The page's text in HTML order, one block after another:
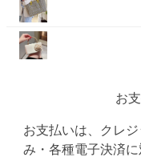
お
お支払いは、クレ
み・各種電子決済に